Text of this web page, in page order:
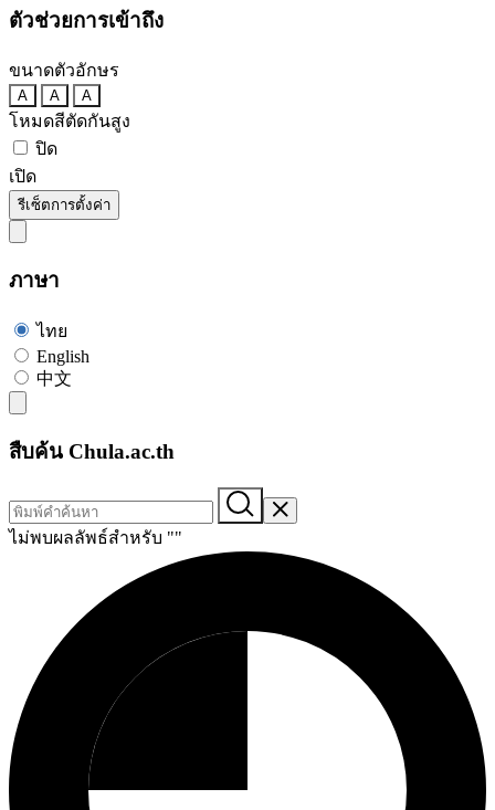
ตัวช่วยการเข้าถึง
ขนาดตัวอักษร
A A A
โหมดสีตัดกันสูง
ปิด
เปิด
รีเซ็ตการตั้งค่า
ภาษา
ไทย
English
中文
สืบค้น Chula.ac.th
ไม่พบผลลัพธ์สำหรับ ""